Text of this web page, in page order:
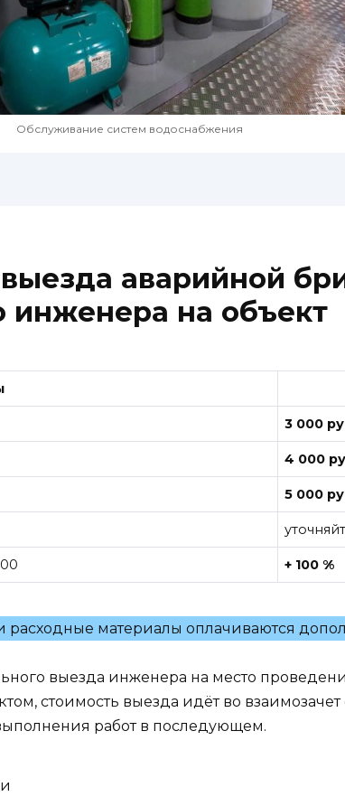
Обслуживание систем водоснабжения
аварийной
инженера на объект
3 000
4 000
5 000
+ 100 %
расходные материалы оплачиваются
выезда инженера на место
стоимость выезда идёт во взаимозачет
работ в последующем.